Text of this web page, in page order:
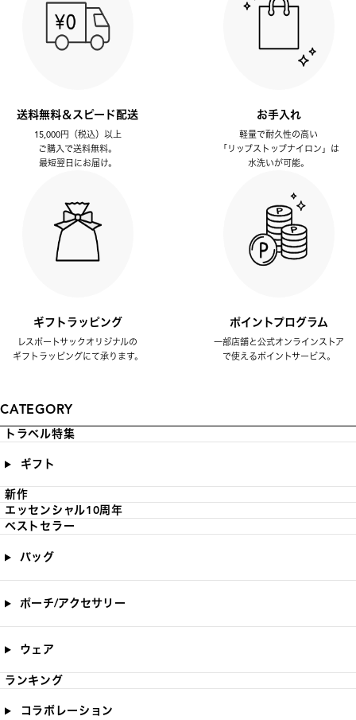
送料無料＆スピード配送
15,000円（税込）以上
ご購入で送料無料。
最短翌日にお届け。
お手入れ
軽量で耐久性の高い
「リップストップナイロン」は
水洗いが可能。
ギフトラッピング
レスポートサックオリジナルの
ギフトラッピングにて承ります。
ポイントプログラム
一部店舗と公式オンラインストア
で使えるポイントサービス。
CATEGORY
トラベル特集
ギフト
新作
エッセンシャル10周年
ベストセラー
バッグ
ポーチ/アクセサリー
ウェア
ランキング
コラボレーション